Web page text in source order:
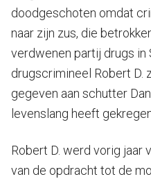
doodgeschoten omdat
naar zijn zus, die
verdwenen partij drugs in
drugscrimineel Robert D.
gegeven aan schutter
levenslang heeft
Robert D. werd vorig jaar
van de opdracht tot de